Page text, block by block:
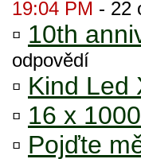
19:04 PM - 22
▫ 10th
odpovědí
▫ Kind Led
▫ 16 x
▫ Pojďte